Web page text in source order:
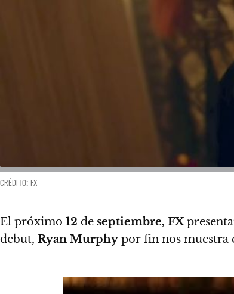
CRÉDITO: FX
El próximo 12 de septiembre, FX
debut, Ryan Murphy por fin nos muestra